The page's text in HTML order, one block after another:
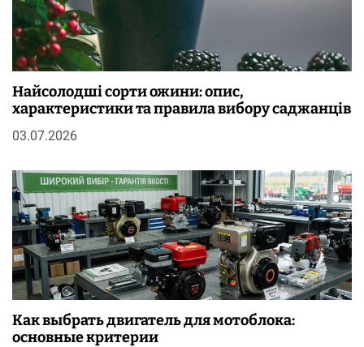
Найсолодші сорти ожини: опис,
характеристики та правила вибору саджанців
03.07.2026
Как выбрать двигатель для мотоблока:
основные критерии